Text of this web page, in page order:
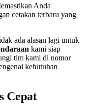
Anda
cetakan terbaru yang
ada alasan lagi untuk
kami siap
tim kami di nomor
kebutuhan
Cepat